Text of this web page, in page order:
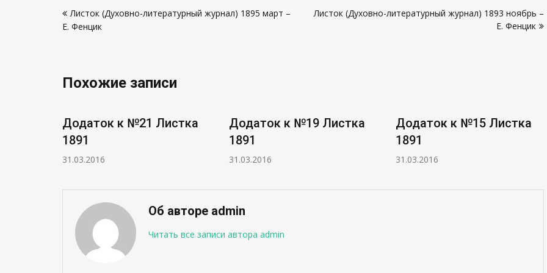
поЛисток (Духовно-литературный журнал) 1895 март –
Е. Фенцик
Листок (Духовно-литературный журнал) 1893 ноябрь –
Е. Фенцик
Похожие записи
Додаток к №21 Листка
1891
31.03.2016
Додаток к №19 Листка
1891
31.03.2016
Додаток к №15 Листка
1891
31.03.2016
Об авторе admin
Читать все записи автора admin